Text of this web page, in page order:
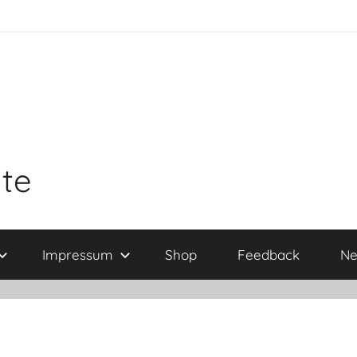
Impressum Shop Feedback